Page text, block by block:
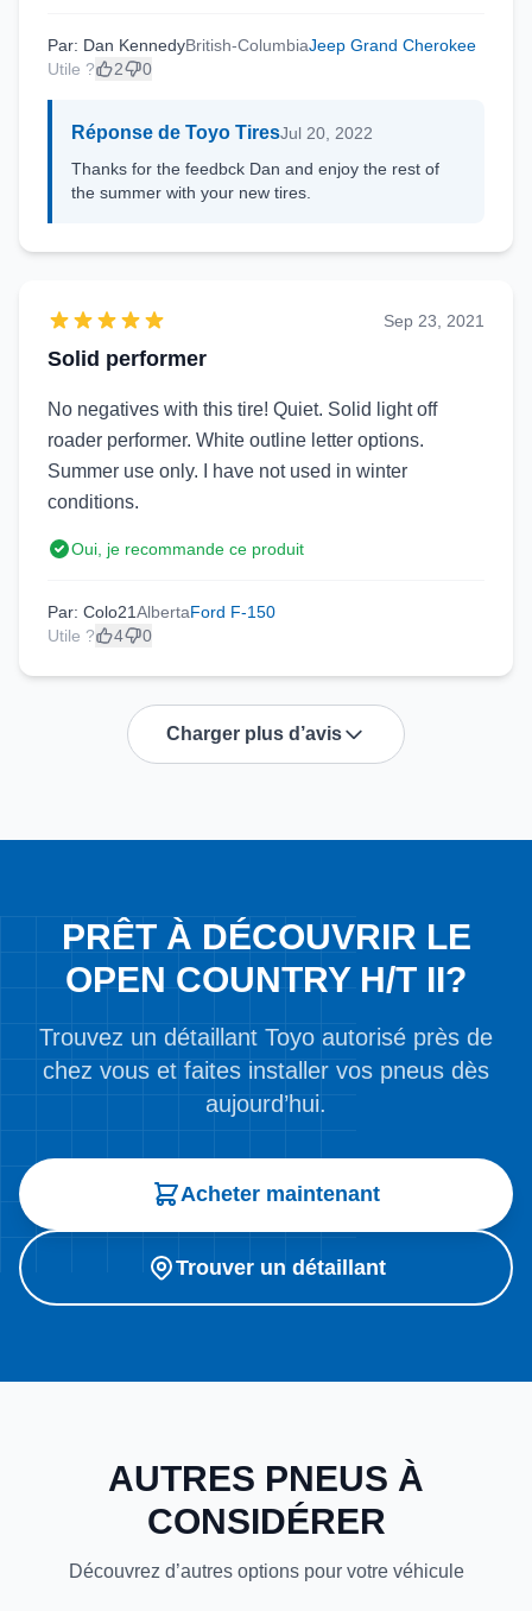
Par: Dan KennedyBritish-ColumbiaJeep Grand Cherokee
Utile ?
2 0
Réponse de Toyo TiresJul 20, 2022
Thanks for the feedbck Dan and enjoy the rest of
the summer with your new tires.
Solid performer
Sep 23, 2021
No negatives with this tire! Quiet. Solid light off
roader performer. White outline letter options.
Summer use only. I have not used in winter
conditions.
Oui, je recommande ce produit
Par: Colo21AlbertaFord F-150
Utile ?
4 0
Charger plus d’avis
PRÊT À DÉCOUVRIR LE
OPEN COUNTRY H/T II?
Trouvez un détaillant Toyo autorisé près de
chez vous et faites installer vos pneus dès
aujourd’hui.
Acheter maintenant
Trouver un détaillant
AUTRES PNEUS À
CONSIDÉRER
Découvrez d’autres options pour votre véhicule